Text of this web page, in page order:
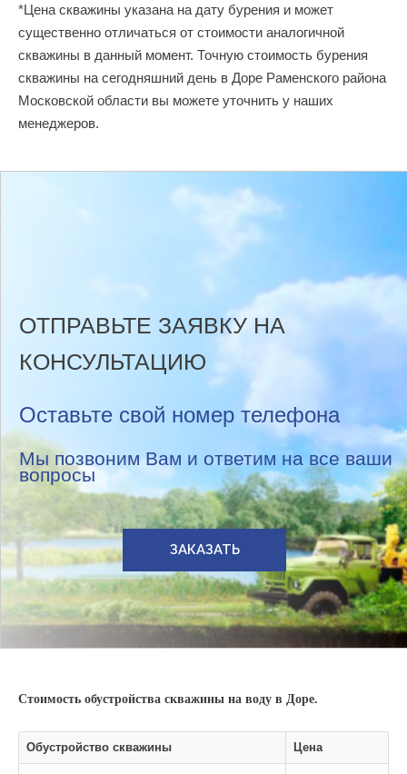
*Цена скважины указана на дату бурения и может
существенно отличаться от стоимости аналогичной
скважины в данный момент. Точную стоимость бурения
скважины на сегодняшний день в Доре Раменского района
Московской области вы можете уточнить у наших
менеджеров.
ОТПРАВЬТЕ ЗАЯВКУ НА
КОНСУЛЬТАЦИЮ
Оставьте свой номер телефона
Мы позвоним Вам и ответим на все ваши
вопросы
ЗАКАЗАТЬ
Стоимость обустройства скважины на воду в Доре.
Обустройство скважины Цена